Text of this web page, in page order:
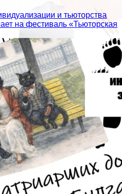
и тьюторства
на фестиваль «Тьюторская